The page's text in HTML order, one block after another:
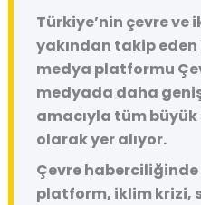
Türkiye’nin çevre ve
yakından takip eden
medya platformu
medyada daha
amacıyla tüm
olarak yer alıyor.
Çevre
platform, iklim krizi,